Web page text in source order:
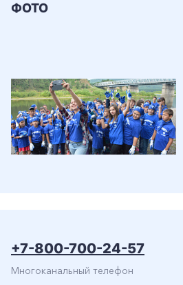
ФОТО
+7-800-700-24-57
Многоканальный телефон